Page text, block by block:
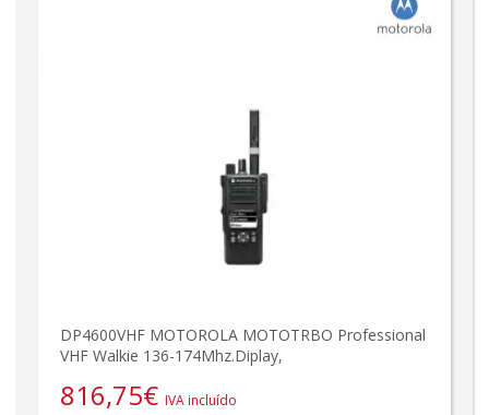
DP4600VHF MOTOROLA MOTOTRBO Professional
VHF Walkie 136-174Mhz.Diplay,
816,75€ IVA incluído